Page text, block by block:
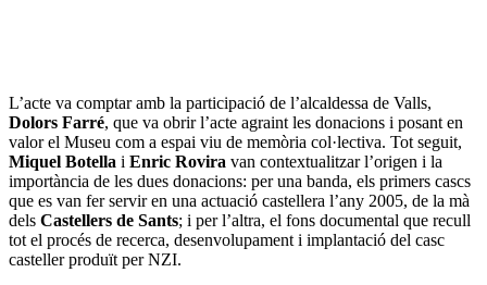
L’acte va comptar amb la participació de l’alcaldessa de Valls,
Dolors Farré, que va obrir l’acte agraint les donacions i posant en
valor el Museu com a espai viu de memòria col·lectiva. Tot seguit,
Miquel Botella i Enric Rovira van contextualitzar l’origen i la
importància de les dues donacions: per una banda, els primers cascs
que es van fer servir en una actuació castellera l’any 2005, de la mà
dels Castellers de Sants; i per l’altra, el fons documental que recull
tot el procés de recerca, desenvolupament i implantació del casc
casteller produït per NZI.